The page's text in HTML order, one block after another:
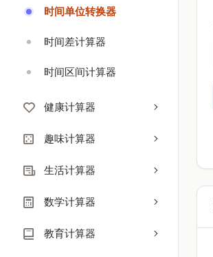
时间单位转换器
时间差计算器
时间区间计算器
健康计算器
趣味计算器
生活计算器
数学计算器
教育计算器